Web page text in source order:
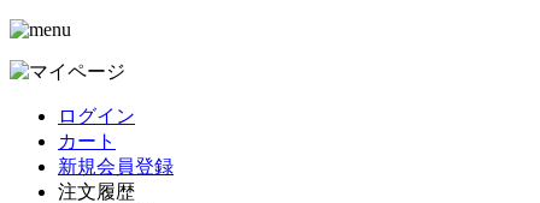
ログイン
カート
新規会員登録
注文履歴